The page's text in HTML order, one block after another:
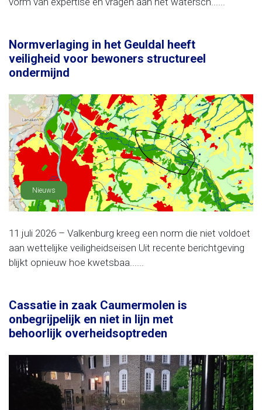
Normverlaging in het Geuldal heeft
veiligheid voor bewoners structureel
ondermijnd
Nieuws
11 juli 2026 – Valkenburg kreeg een norm die niet voldoet
aan wettelijke veiligheidseisen Uit recente berichtgeving
blijkt opnieuw hoe kwetsbaa......
Cassatie in zaak Caumermolen is
onbegrijpelijk en niet in lijn met
behoorlijk overheidsoptreden